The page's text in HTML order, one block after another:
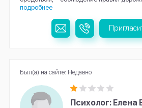
подробнее
Психолог:
Был(а) на сайте: Недавно